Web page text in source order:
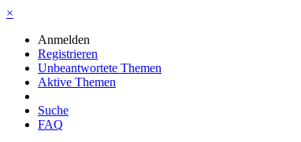
×
Anmelden
Registrieren
Unbeantwortete Themen
Aktive Themen
Suche
FAQ